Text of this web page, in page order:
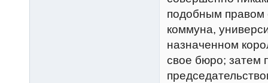
подобным правом
коммуна,
назначенном
свое бюро; затем